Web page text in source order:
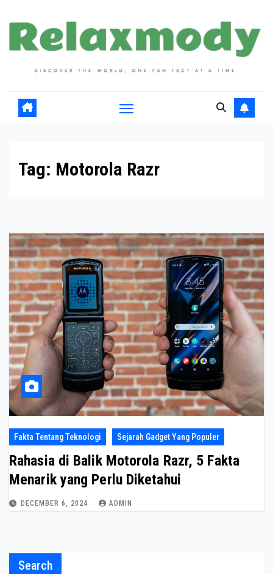
content
Tag: Motorola Razr
Fakta Tentang Teknologi Sejarah Gadget Yang Populer
Rahasia di Balik Motorola Razr, 5 Fakta
Menarik yang Perlu Diketahui
DECEMBER 6, 2024 ADMIN
Search